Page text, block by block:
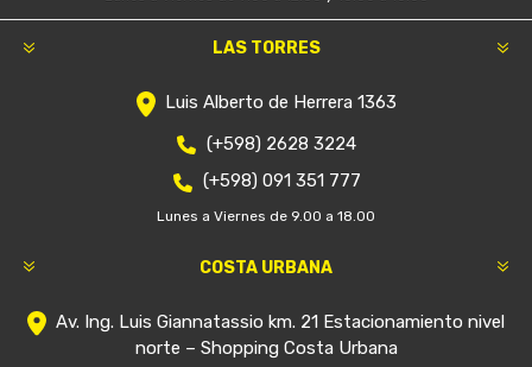
LAS TORRES
Luis Alberto de Herrera 1363
(+598) 2628 3224
(+598) 091 351 777
Lunes a Viernes de 9.00 a 18.00
COSTA URBANA
Av. Ing. Luis Giannatassio km. 21 Estacionamiento nivel
norte – Shopping Costa Urbana